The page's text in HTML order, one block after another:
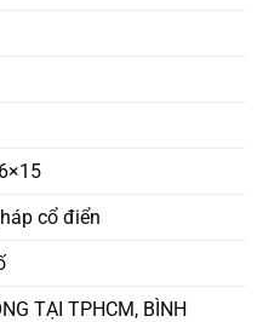
cổ điển
TẠI TPHCM, BÌNH